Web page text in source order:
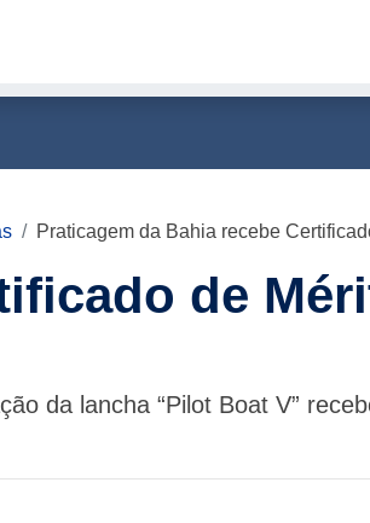
Praticagem da Bahia recebe
de
da lancha “Pilot Boat V”